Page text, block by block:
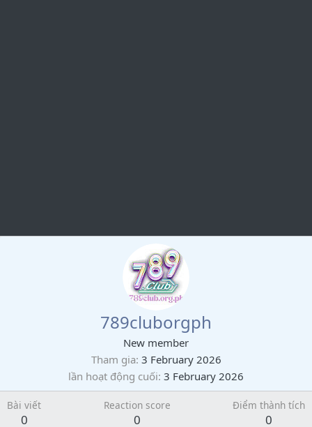
789cluborgph
New member
Tham gia 3 February 2026
lần hoạt động cuối 3 February 2026
Bài viết
0
Reaction score
0
Điểm thành tích
0